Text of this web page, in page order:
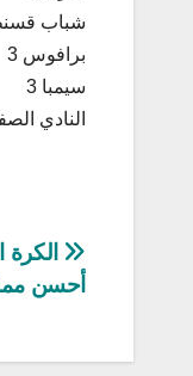
شباب
برافوس 3
سيمبا 3
النادي
تصفّح
أحسن